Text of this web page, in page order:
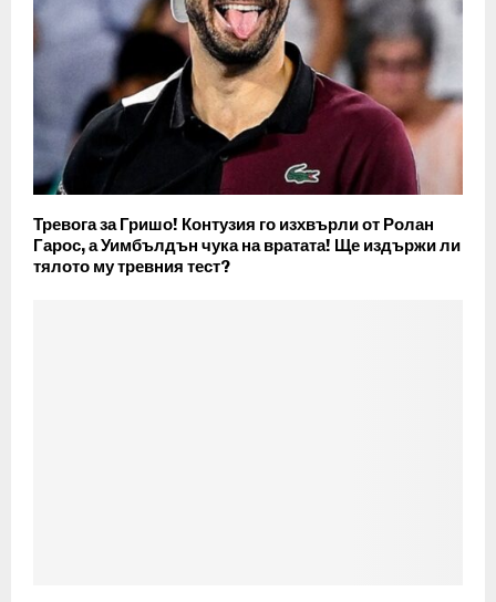
Тревога за Гришо! Контузия го изхвърли от Ролан
Гарос, а Уимбълдън чука на вратата! Ще издържи ли
тялото му тревния тест?